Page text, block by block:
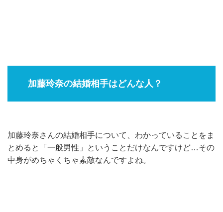
加藤玲奈の結婚相手はどんな人？
加藤玲奈さんの結婚相手について、わかっていることをま
とめると「一般男性」ということだけなんですけど…その
中身がめちゃくちゃ素敵なんですよね。